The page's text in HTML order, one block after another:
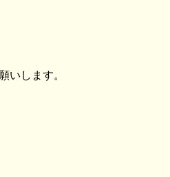
いします。